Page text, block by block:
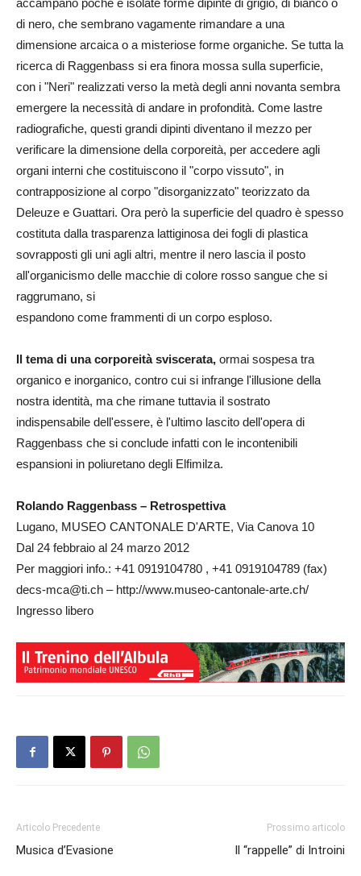
accampano poche e isolate forme dipinte di grigio, di bianco o
di nero, che sembrano vagamente rimandare a una
dimensione arcaica o a misteriose forme organiche. Se tutta la
ricerca di Raggenbass si era finora mossa sulla superficie,
con i "Neri" realizzati verso la metà degli anni novanta sembra
emergere la necessità di andare in profondità. Come lastre
radiografiche, questi grandi dipinti diventano il mezzo per
verificare la dimensione della corporeità, per accedere agli
organi interni che costituiscono il "corpo vissuto", in
contrapposizione al corpo "disorganizzato" teorizzato da
Deleuze e Guattari. Ora però la superficie del quadro è spesso
costituta dalla trasparenza lattiginosa dei fogli di plastica
sovrapposti gli uni agli altri, mentre il nero lascia il posto
all'organicismo delle macchie di colore rosso sangue che si
raggrumano, si
espandono come frammenti di un corpo esploso.
Il tema di una corporeità sviscerata, ormai sospesa tra
organico e inorganico, contro cui si infrange l'illusione della
nostra identità, ma che rimane tuttavia il sostrato
indispensabile dell'essere, è l'ultimo lascito dell'opera di
Raggenbass che si conclude infatti con le incontenibili
espansioni in poliuretano degli Elfimilza.
Rolando Raggenbass – Retrospettiva
Lugano, MUSEO CANTONALE D'ARTE, Via Canova 10
Dal 24 febbraio al 24 marzo 2012
Per maggiori info.: +41 0919104780 , +41 0919104789 (fax)
decs-mca@ti.ch – http://www.museo-cantonale-arte.ch/
Ingresso libero
Articolo Precedente
Musica d’Evasione
Prossimo articolo
Il “rappelle” di Introini